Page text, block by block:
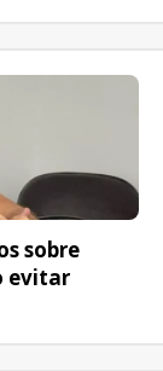
sobre
evitar